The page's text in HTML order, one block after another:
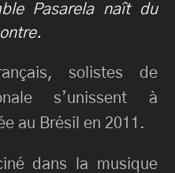
Pasarela naît du
solistes de
s’unissent à
au Brésil en 2011.
dans la musique